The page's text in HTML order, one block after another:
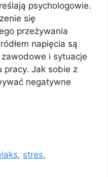
psychologowie.
się
przeżywania
napięcia są
i sytuacje
pracy. Jak sobie z
negatywne
, stres,